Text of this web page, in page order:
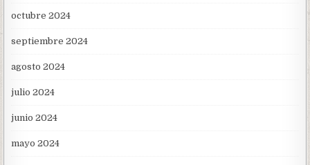
octubre 2024
septiembre 2024
agosto 2024
julio 2024
junio 2024
mayo 2024